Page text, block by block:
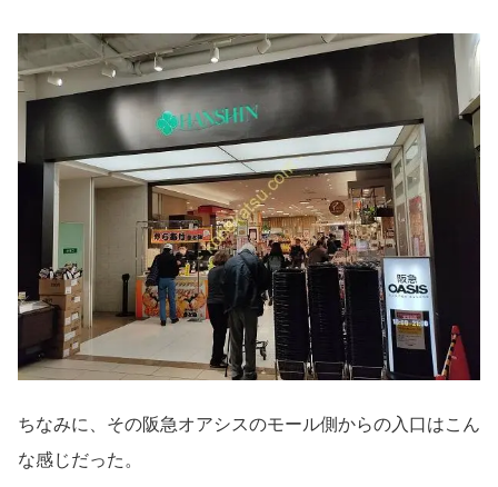
ちなみに、その阪急オアシスのモール側からの入口はこん
な感じだった。